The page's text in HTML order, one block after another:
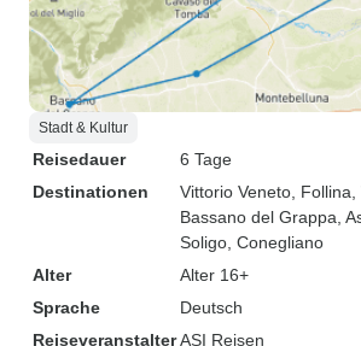
Stadt & Kultur
Reisedauer
6 Tage
Destinationen
Vittorio Veneto , Follina
Bassano del Grappa ,
Soligo , Conegliano
Alter
Alter 16+
Sprache
Deutsch
ReiseveranstalterASI Reisen